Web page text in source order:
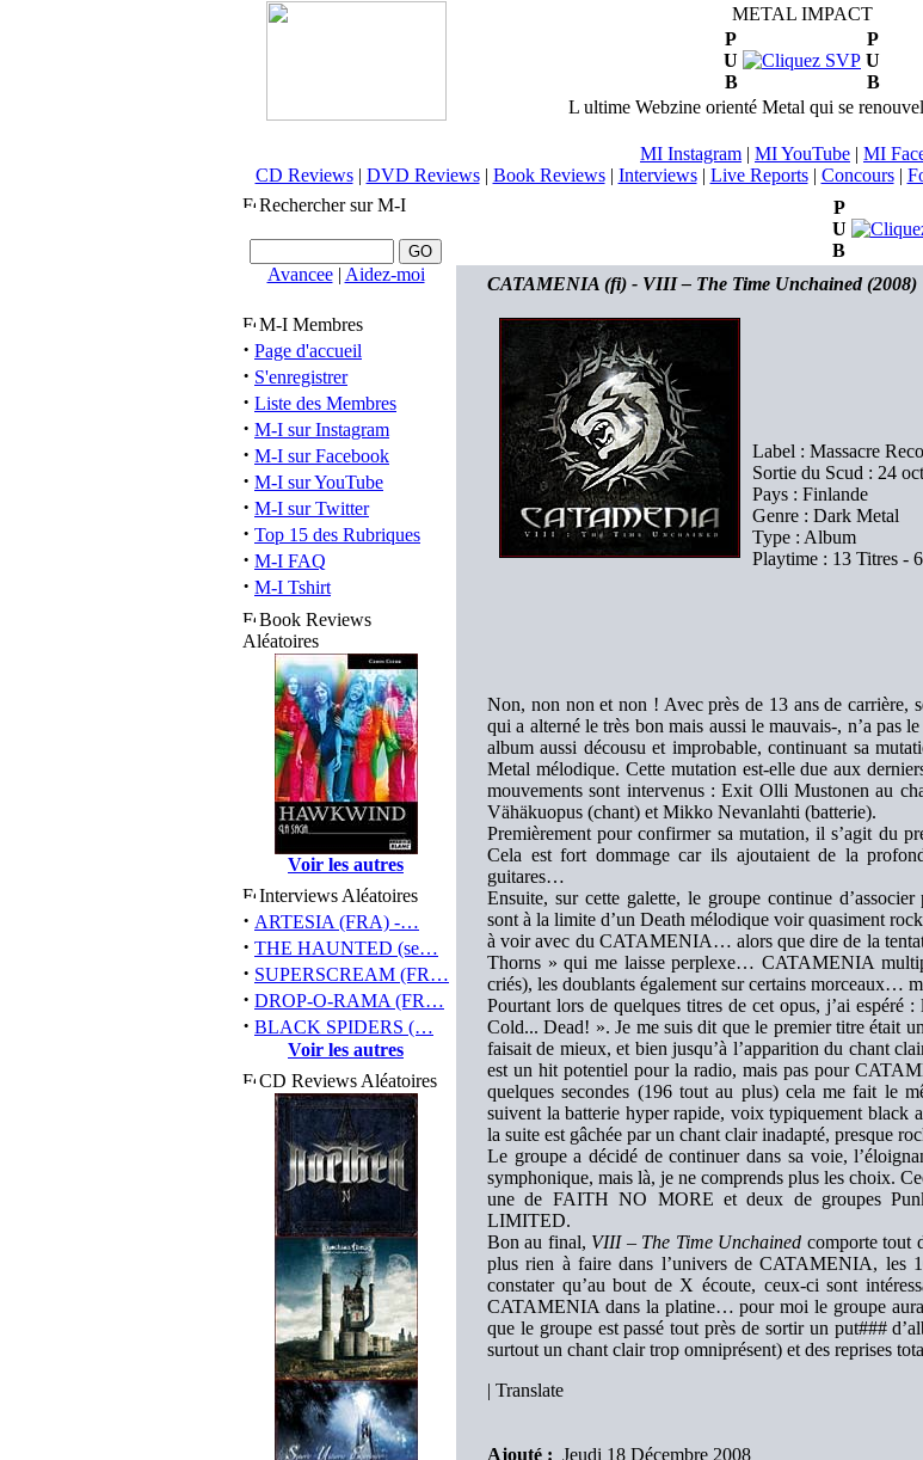
METAL IMPACT
P
U
B
P
U
B
L ultime Webzine orienté Metal qui se
MI Instagram | MI YouTube | MI
CD Reviews| DVD Reviews| Book Reviews| Interviews| Live Reports| Concours|
Rechercher sur M-I
Avancee| Aidez-moi
M-I Membres
· Page d'accueil
· S'enregistrer
· Liste des Membres
· M-I sur Instagram
· M-I sur Facebook
· M-I sur YouTube
· M-I sur Twitter
· Top 15 des Rubriques
· M-I FAQ
· M-I Tshirt
Book Reviews
Aléatoires
Voir les autres
Interviews Aléatoires
· ARTESIA (FRA) -…
· THE HAUNTED (se…
· SUPERSCREAM (FR…
· DROP-O-RAMA (FR…
· BLACK SPIDERS (…
Voir les autres
CD Reviews Aléatoires
P
U
B
CATAMENIA (fi) - VIII – The Time Unchained (2008)
Label : Massacre
Sortie du Scud : 24
Pays : Finlande
Genre : Dark Metal
Type : Album
Playtime : 13 Titres -
Non, non non et non ! Avec près de 13 ans de
qui a alterné le très bon mais aussi le mauvais-, n’a pas
album aussi décousu et improbable, continuant sa
Metal mélodique. Cette mutation est-elle due aux
mouvements sont intervenus : Exit Olli Mustonen au
Vähäkuopus (chant) et Mikko Nevanlahti (batterie).
Premièrement pour confirmer sa mutation, il s’agit du
Cela est fort dommage car ils ajoutaient de la
guitares…
Ensuite, sur cette galette, le groupe continue
sont à la limite d’un Death mélodique voir quasiment
à voir avec du CATAMENIA… alors que dire de la
Thorns » qui me laisse perplexe… CATAMENIA
criés), les doublants également sur certains morceaux…
Pourtant lors de quelques titres de cet opus, j’ai
Cold... Dead! ». Je me suis dit que le premier titre était
faisait de mieux, et bien jusqu’à l’apparition du chant
est un hit potentiel pour la radio, mais pas pour
quelques secondes (196 tout au plus) cela me fait le
suivent la batterie hyper rapide, voix typiquement black
la suite est gâchée par un chant clair inadapté, presque
Le groupe a décidé de continuer dans sa voie,
symphonique, mais là, je ne comprends plus les choix.
une de FAITH NO MORE et deux de groupes
LIMITED.
Bon au final, VIII – The Time Unchained comporte tout
plus rien à faire dans l’univers de CATAMENIA, les
constater qu’au bout de X écoute, ceux-ci sont
CATAMENIA dans la platine… pour moi le groupe
que le groupe est passé tout près de sortir un put###
surtout un chant clair trop omniprésent) et des reprises
| Translate
Ajouté : Jeudi 18 Décembre 2008